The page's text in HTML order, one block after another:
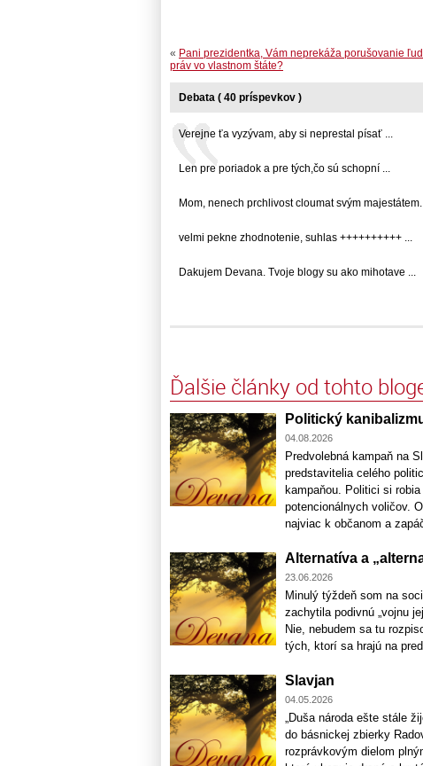
« Pani prezidentka, Vám neprekáža porušovanie
práv vo vlastnom štáte?
Debata ( 40 príspevkov )
Verejne ťa vyzývam, aby si neprestal písať ...
Len pre poriadok a pre tých,čo sú schopní ...
Mom, nenech prchlivost cloumat svým majestátem.
velmi pekne zhodnotenie, suhlas ++++++++++ ...
Dakujem Devana. Tvoje blogy su ako mihotave ...
Ďalšie články od tohto
Politický
04.08.2026
Predvolebná kampaň na
predstavitelia celého
kampaňou. Politici si
potencionálnych voličov.
najviac k občanom a
Alternatíva a
23.06.2026
Minulý týždeň som na
zachytila podivnú „vojnu
Nie, nebudem sa tu
tých, ktorí sa hrajú na
Slavjan
04.05.2026
„Duša národa ešte stále
do básnickej zbierky
rozprávkovým dielom